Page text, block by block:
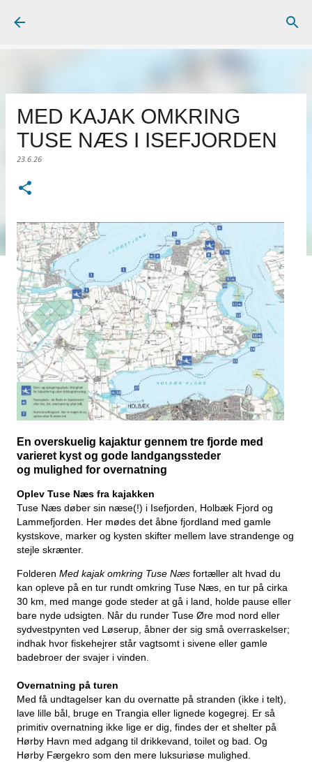
MED KAJAK OMKRING
TUSE NÆS I ISEFJORDEN
23.6.26
En overskuelig kajaktur gennem tre fjorde med
varieret kyst og gode landgangssteder
og mulighed for overnatning
Oplev Tuse Næs fra kajakken
Tuse Næs døber sin næse(!) i Isefjorden, Holbæk Fjord og
Lammefjorden. Her mødes det åbne fjordland med gamle
kystskove, marker og kysten skifter mellem lave strandenge og
stejle skrænter.
Folderen Med kajak omkring Tuse Næs fortæller alt hvad du
kan opleve på en tur rundt omkring Tuse Næs, en tur på cirka
30 km, med mange gode steder at gå i land, holde pause eller
bare nyde udsigten. Når du runder Tuse Øre mod nord eller
sydvestpynten ved Løserup, åbner der sig små overraskelser;
indhak hvor fiskehejrer står vagtsomt i sivene eller gamle
badebroer der svajer i vinden.
Overnatning på turen
Med få undtagelser kan du overnatte på stranden (ikke i telt),
lave lille bål, bruge en Trangia eller lignede kogegrej. Er så
primitiv overnatning ikke lige er dig, findes der et shelter på
Hørby Havn med adgang til drikkevand, toilet og bad. Og
Hørby Færgekro som den mere luksuriøse mulighed.